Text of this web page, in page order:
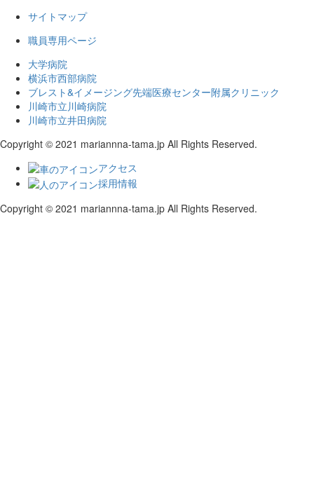
サイトマップ
職員専用ページ
大学病院
横浜市西部病院
ブレスト&イメージング先端医療センター附属クリニック
川崎市立川崎病院
川崎市立井田病院
Copyright © 2021 mariannna-tama.jp All Rights Reserved.
アクセス
採用情報
Copyright © 2021 mariannna-tama.jp All Rights Reserved.